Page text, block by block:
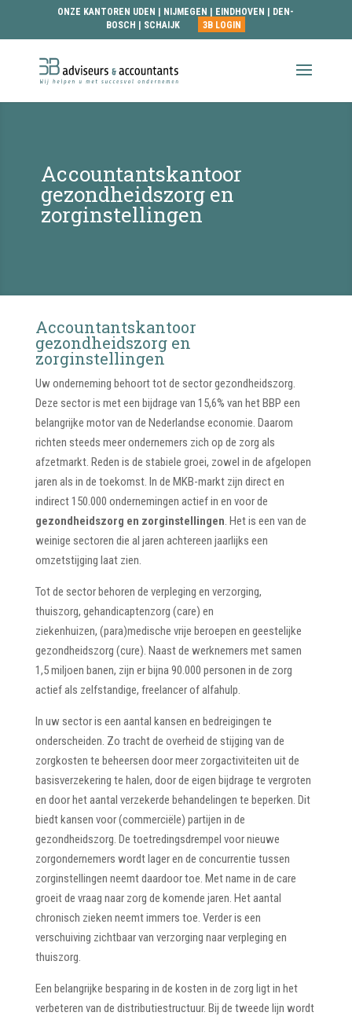
ONZE KANTOREN UDEN NIJMEGEN EINDHOVEN
DEN-
BOSCH
SCHAIJK 3B LOGIN
Accountantskantoor
gezondheidszorg en
zorginstellingen
Accountantskantoor
gezondheidszorg en
zorginstellingen
Uw onderneming behoort tot de sector gezondheidszorg.
Deze sector is met een bijdrage van 15,6% van het BBP een
belangrijke motor van de Nederlandse economie. Daarom
richten steeds meer ondernemers zich op de zorg als
afzetmarkt. Reden is de stabiele groei, zowel in de afgelopen
jaren als in de toekomst. In de MKB-markt zijn direct en
indirect 150.000 ondernemingen actief in en voor de
gezondheidszorg en zorginstellingen. Het is een van de
weinige sectoren die al jaren achtereen jaarlijks een
omzetstijging laat zien.
Tot de sector behoren de verpleging en verzorging,
thuiszorg, gehandicaptenzorg (care) en
ziekenhuizen, (para)medische vrije beroepen en geestelijke
gezondheidszorg (cure). Naast de werknemers met samen
1,5 miljoen banen, zijn er bijna 90.000 personen in de zorg
actief als zelfstandige, freelancer of alfahulp.
In uw sector is een aantal kansen en bedreigingen te
onderscheiden. Zo tracht de overheid de stijging van de
zorgkosten te beheersen door meer zorgactiviteiten uit de
basisverzekering te halen, door de eigen bijdrage te vergroten
en door het aantal verzekerde behandelingen te beperken. Dit
biedt kansen voor (commerciële) partijen in de
gezondheidszorg. De toetredingsdrempel voor nieuwe
zorgondernemers wordt lager en de concurrentie tussen
zorginstellingen neemt daardoor toe. Met name in de care
groeit de vraag naar zorg de komende jaren. Het aantal
chronisch zieken neemt immers toe. Verder is een
verschuiving zichtbaar van verzorging naar verpleging en
thuiszorg.
Een belangrijke besparing in de kosten in de zorg ligt in het
verbeteren van de distributiestructuur. Bij de tweede lijn wordt